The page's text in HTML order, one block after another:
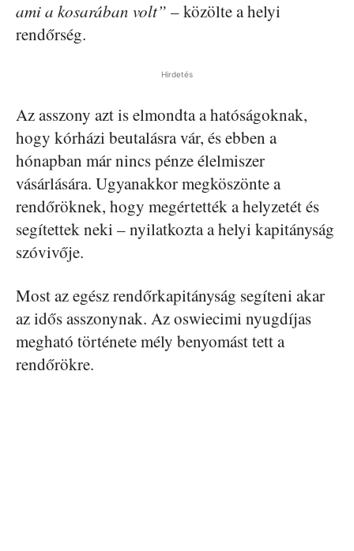
ami a kosarában volt” – közölte a helyi
rendőrség.
Hirdetés
Az asszony azt is elmondta a hatóságoknak,
hogy kórházi beutalásra vár, és ebben a
hónapban már nincs pénze élelmiszer
vásárlására. Ugyanakkor megköszönte a
rendőröknek, hogy megértették a helyzetét és
segítettek neki – nyilatkozta a helyi kapitányság
szóvivője.
Most az egész rendőrkapitányság segíteni akar
az idős asszonynak. Az oswiecimi nyugdíjas
megható története mély benyomást tett a
rendőrökre.